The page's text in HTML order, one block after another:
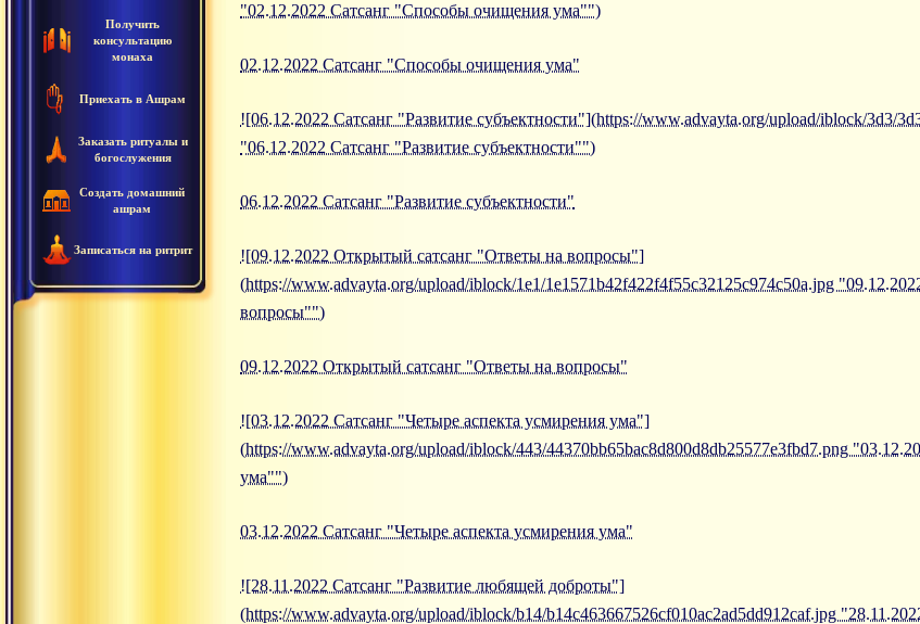
Получить
консультацию
монаха
Приехать в Ашрам
Заказать ритуалы и
богослужения
Создать домашний
ашрам
Записаться на ритрит
"02.12.2022 Сатсанг "Способы очищения ума"")
02.12.2022 Сатсанг "Способы очищения ума"
![06.12.2022 Сатсанг "Развитие субъектности"](https://www.advayta.org/upload/iblock/3d3/
"06.12.2022 Сатсанг "Развитие субъектности"")
06.12.2022 Сатсанг "Развитие субъектности"
![09.12.2022 Открытый сатсанг "Ответы на вопросы"]
(https://www.advayta.org/upload/iblock/1e1/1e1571b42f422f4f55c32125c974c50a.jpg
вопросы"")
09.12.2022 Открытый сатсанг "Ответы на вопросы"
![03.12.2022 Сатсанг "Четыре аспекта усмирения ума"]
(https://www.advayta.org/upload/iblock/443/44370bb65bac8d800d8db25577e3fbd7.png
ума"")
03.12.2022 Сатсанг "Четыре аспекта усмирения ума"
![28.11.2022 Сатсанг "Развитие любящей доброты"]
(https://www.advayta.org/upload/iblock/b14/b14c463667526cf010ac2ad5dd912caf.jpg